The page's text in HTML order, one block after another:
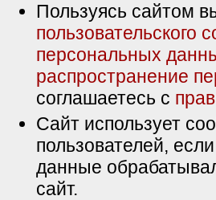
Пользуясь сайтом
пользовательского
персональных
распространение
соглашаетесь с
Сайт использует
пользователей,
данные
сайт.